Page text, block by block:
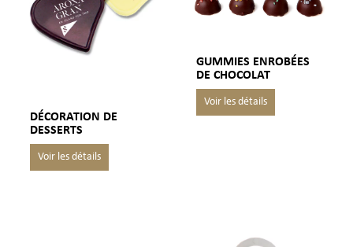
DÉCORATION DE
DESSERTS
GUMMIES ENROBÉES
DE CHOCOLAT